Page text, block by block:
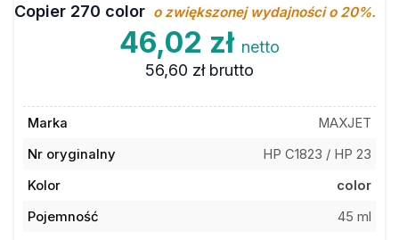
Copier 270 color o zwiększonej wydajności o 20%.
46,02 zł netto
56,60 zł brutto
Marka
MAXJET
Nr oryginalny
HP C1823 / HP 23
Kolor
color
Pojemność
45 ml